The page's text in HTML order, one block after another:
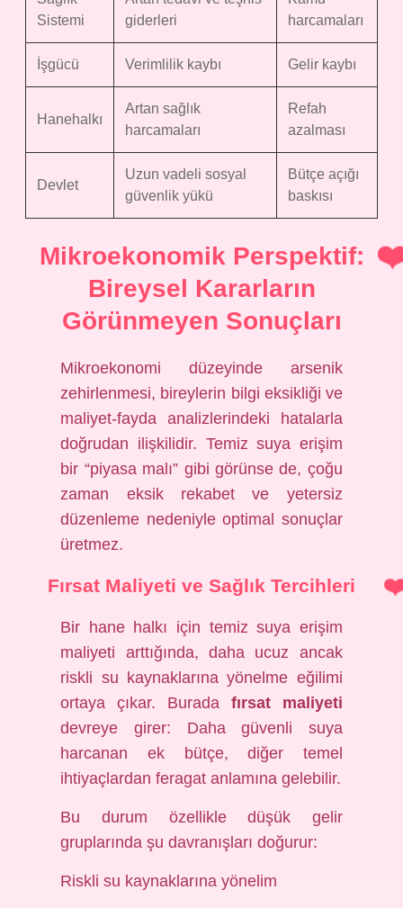
Sistemi
giderleri
harcamaları
İşgücü Verimlilik kaybı Gelir kaybı
Hanehalkı
Artan sağlık
harcamaları
Refah
azalması
Devlet
Uzun vadeli sosyal
güvenlik yükü
Bütçe açığı
baskısı
Mikroekonomik Perspektif:
Bireysel Kararların
Görünmeyen Sonuçları
Mikroekonomi düzeyinde arsenik
zehirlenmesi, bireylerin bilgi eksikliği ve
maliyet-fayda analizlerindeki hatalarla
doğrudan ilişkilidir. Temiz suya erişim
bir “piyasa malı” gibi görünse de, çoğu
zaman eksik rekabet ve yetersiz
düzenleme nedeniyle optimal sonuçlar
üretmez.
Fırsat Maliyeti ve Sağlık Tercihleri
Bir hane halkı için temiz suya erişim
maliyeti arttığında, daha ucuz ancak
riskli su kaynaklarına yönelme eğilimi
ortaya çıkar. Burada fırsat maliyeti
devreye girer: Daha güvenli suya
harcanan ek bütçe, diğer temel
ihtiyaçlardan feragat anlamına gelebilir.
Bu durum özellikle düşük gelir
gruplarında şu davranışları doğurur:
Riskli su kaynaklarına yönelim